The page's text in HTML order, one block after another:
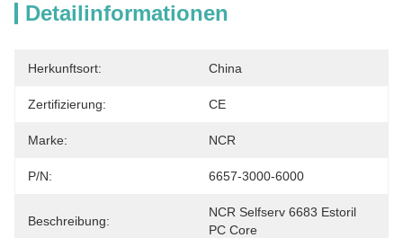
Detailinformationen
Herkunftsort: China
Zertifizierung: CE
Marke: NCR
P/N: 6657-3000-6000
Beschreibung:
NCR Selfserv 6683 Estoril
PC Core